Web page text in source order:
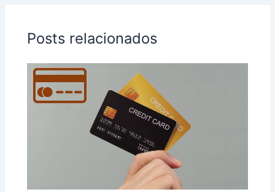
Posts relacionados